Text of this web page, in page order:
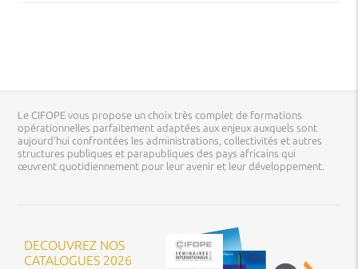
Le CIFOPE vous propose un choix très complet de formations
opérationnelles parfaitement adaptées aux enjeux auxquels sont
aujourd’hui confrontées les administrations, collectivités et autres
structures publiques et parapubliques des pays africains qui
œuvrent quotidiennement pour leur avenir et leur développement.
DECOUVREZ NOS
CATALOGUES 2026